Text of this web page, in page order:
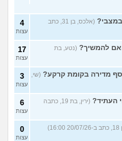
(אלכס, בן 31, כתב
4
עצות
להמשיך? (נטע, בת
17
עצות
מדירה בקומת קרקע? (שי,
3
עצות
העתיד?
(ירין, בת 19, כתבה
6
עצות
0
עצות